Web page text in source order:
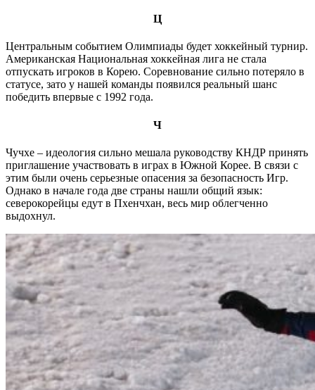
Ц
Центральным событием Олимпиады будет хоккейный турнир.
Американская Национальная хоккейная лига не стала
отпускать игроков в Корею. Соревнование сильно потеряло в
статусе, зато у нашей команды появился реальный шанс
победить впервые с 1992 года.
Ч
Чучхе – идеология сильно мешала руководству КНДР принять
приглашение участвовать в играх в Южной Корее. В связи с
этим были очень серьезные опасения за безопасность Игр.
Однако в начале года две страны нашли общий язык:
северокорейцы едут в Пхенчхан, весь мир облегченно
выдохнул.